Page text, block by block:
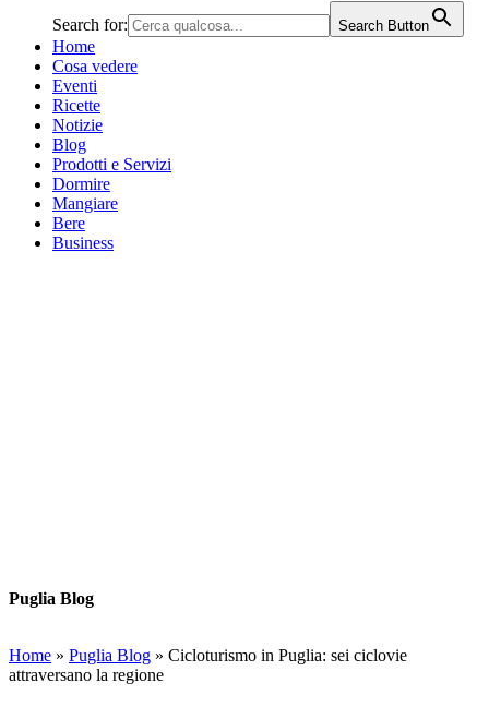
Search for: Search Button
Home
Cosa vedere
Eventi
Ricette
Notizie
Blog
Prodotti e Servizi
Dormire
Mangiare
Bere
Business
Puglia Blog
Home » Puglia Blog » Cicloturismo in Puglia: sei ciclovie
attraversano la regione